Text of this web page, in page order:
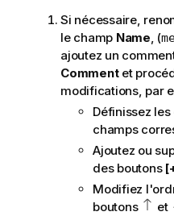
Si nécessaire,
le champ Name, (
ajoutez un
Commentet
modifications, par
Définissez
champs
Ajoutez ou
des boutons
Modifiez
boutons
et